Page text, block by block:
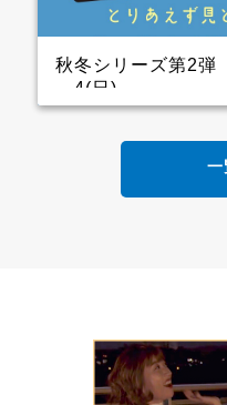
納が可能！ リビングか
置しています。
秋冬シリーズ第2
～4(日)
2世帯住宅の完成見学会
会！ 12月3日(土)4日(
ご予約いただいた方に
一列分多い仕様になっ
ッシュなキッチンから
壁面収納があり 洗練さ
一